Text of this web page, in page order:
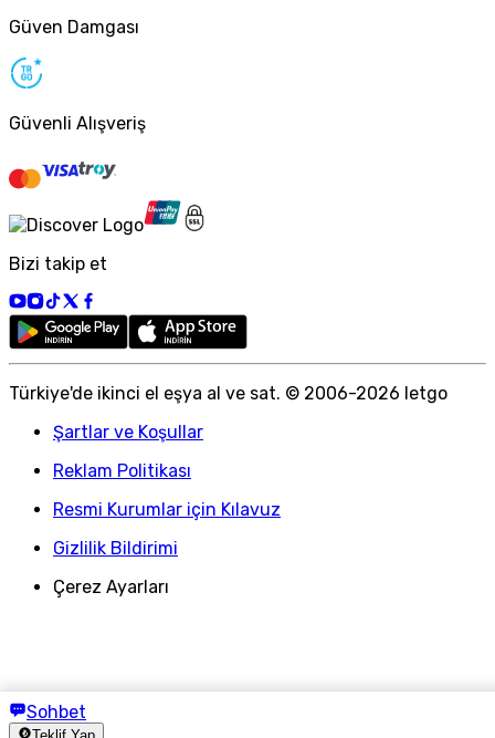
Sohbet
Güven Damgası
Güvenli Alışveriş
Bizi takip et
Türkiye'de ikinci el eşya al ve sat. © 2006-2026 letgo
Şartlar ve Koşullar
Reklam Politikası
Resmi Kurumlar için Kılavuz
Gizlilik Bildirimi
Çerez Ayarları